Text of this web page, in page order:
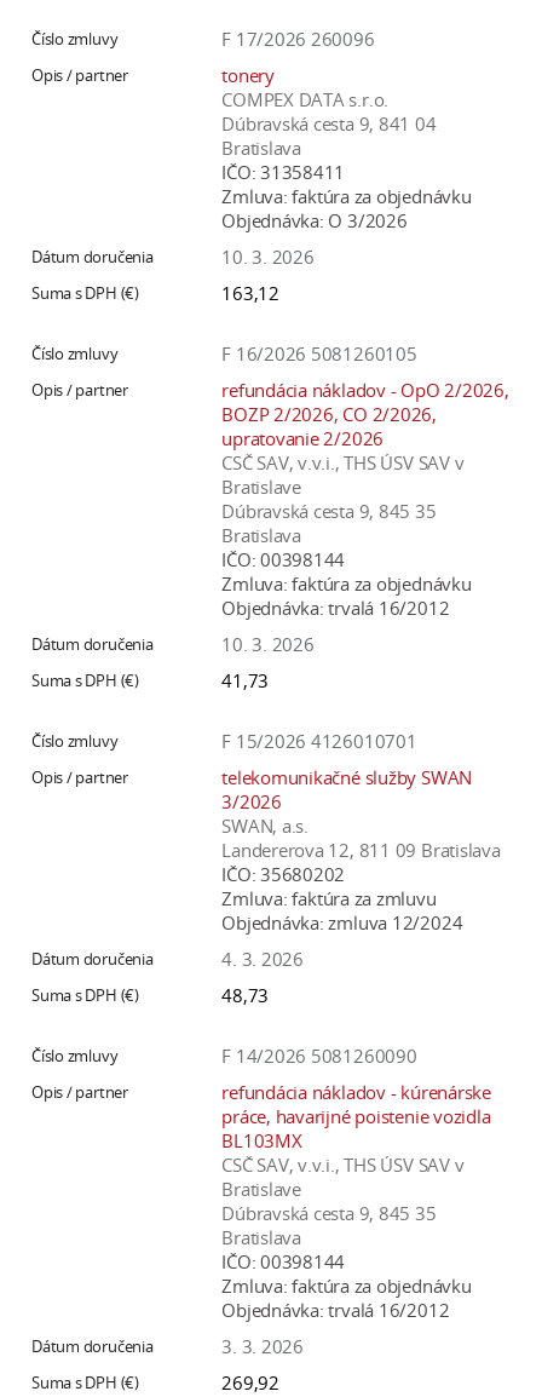
F 17/2026 260096
tonery
COMPEX DATA s.r.o.
Dúbravská cesta 9, 841 04
Bratislava
IČO: 31358411
Zmluva: faktúra za objednávku
Objednávka: O 3/2026
10. 3. 2026
163,12
F 16/2026 5081260105
refundácia nákladov - OpO 2/2026,
BOZP 2/2026, CO 2/2026,
upratovanie 2/2026
CSČ SAV, v.v.i., THS ÚSV SAV v
Bratislave
Dúbravská cesta 9, 845 35
Bratislava
IČO: 00398144
Zmluva: faktúra za objednávku
Objednávka: trvalá 16/2012
10. 3. 2026
41,73
F 15/2026 4126010701
telekomunikačné služby SWAN
3/2026
SWAN, a.s.
Landererova 12, 811 09 Bratislava
IČO: 35680202
Zmluva: faktúra za zmluvu
Objednávka: zmluva 12/2024
4. 3. 2026
48,73
F 14/2026 5081260090
refundácia nákladov - kúrenárske
práce, havarijné poistenie vozidla
BL103MX
CSČ SAV, v.v.i., THS ÚSV SAV v
Bratislave
Dúbravská cesta 9, 845 35
Bratislava
IČO: 00398144
Zmluva: faktúra za objednávku
Objednávka: trvalá 16/2012
3. 3. 2026
269,92